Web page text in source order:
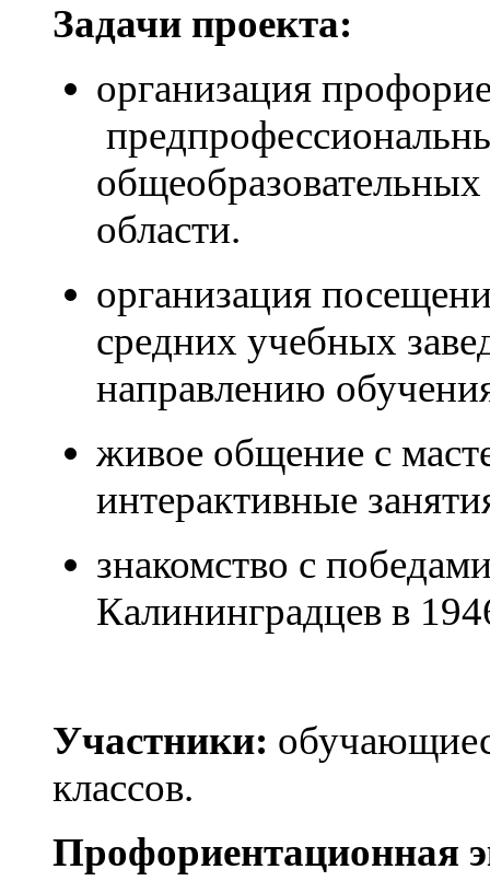
Задачи проекта:
организация
области.
организация
средних учебных
направлению
живое общение с
интерактивные
знакомство с
Калининградцев в
Участники:
классов.
Профориентационная